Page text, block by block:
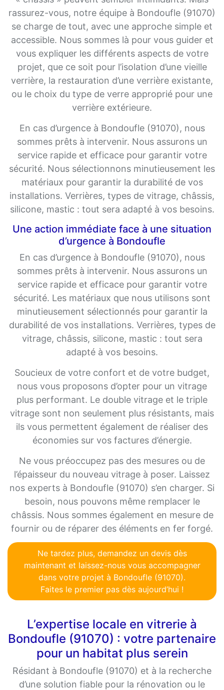
rassurez-vous, notre équipe à Bondoufle (91070)
se charge de tout, avec une approche simple et
accessible. Nous sommes là pour vous guider et
vous expliquer les différents aspects de votre
projet, que ce soit pour l’isolation d’une vieille
verrière, la restauration d’une verrière existante,
ou le choix du type de verre approprié pour une
verrière extérieure.
En cas d’urgence à Bondoufle (91070), nous
sommes prêts à intervenir. Nous assurons un
service rapide et efficace pour garantir votre
sécurité. Nous sélectionnons minutieusement les
matériaux pour garantir la durabilité de vos
installations. Verrières, types de vitrage, châssis,
silicone, mastic : tout sera adapté à vos besoins.
Une action immédiate face à une situation
d’urgence à Bondoufle
En cas d’urgence à Bondoufle (91070), nous
sommes prêts à intervenir. Nous assurons un
service rapide et efficace pour garantir votre
sécurité. Les matériaux que nous utilisons sont
minutieusement sélectionnés pour garantir la
durabilité de vos installations. Verrières, types de
vitrage, châssis, silicone, mastic : tout sera
adapté à vos besoins.
Soucieux de votre confort et de votre budget,
nous vous proposons d’opter pour un vitrage
plus performant. Le double vitrage et le triple
vitrage sont non seulement plus résistants, mais
ils vous permettent également de réaliser des
économies sur vos factures d’énergie.
Ne vous préoccupez pas des mesures ou de
l’épaisseur du nouveau vitrage à poser. Laissez
nos experts à Bondoufle (91070) s’en charger. Si
besoin, nous pouvons même remplacer le
châssis. Nous sommes également en mesure de
fournir ou de réparer des éléments en fer forgé.
Ne tardez plus, demandez un devis dès
maintenant et laissez-nous vous accompagner
dans votre projet à Bondoufle (91070).
Faites le premier pas dès aujourd’hui !
L’expertise locale en vitrerie à
Bondoufle (91070) : votre partenaire
pour un habitat plus serein
Résidant à Bondoufle (91070) et à la recherche
d’une solution fiable pour la rénovation ou le